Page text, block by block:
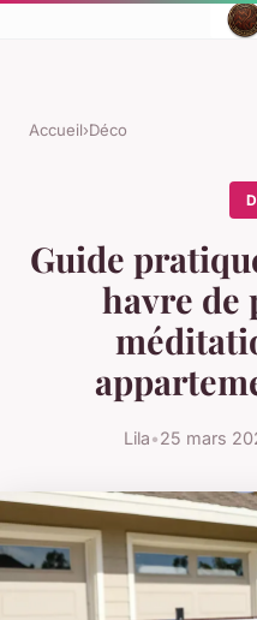
Accueil›Déco
Guide
havre de
Lila•25 mars